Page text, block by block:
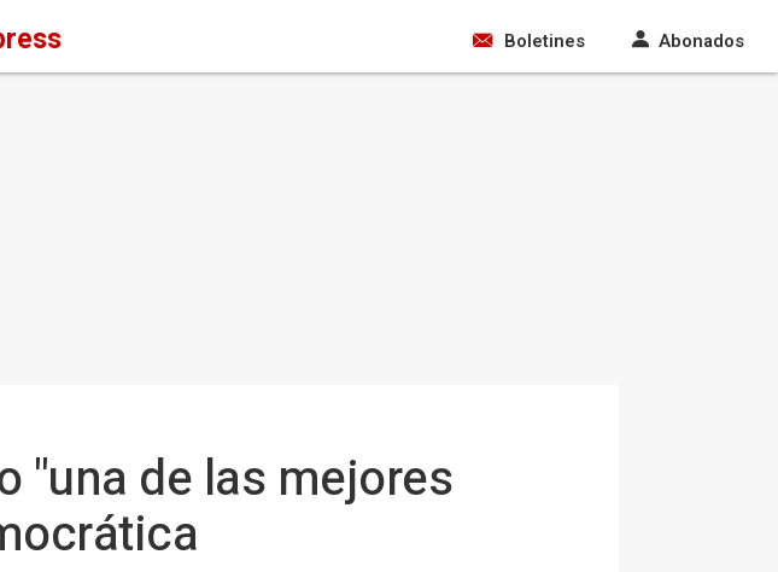
Boletines Abonados
"una de las mejores